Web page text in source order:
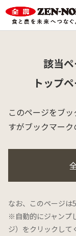
該当ペ
トップ
このページをブ
すがブックマーク
なお、このページは
※自動的にジャンプ
ジ）をクリックして